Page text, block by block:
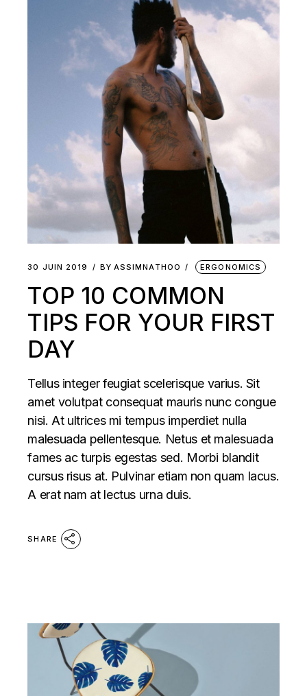
30 JUIN 2019 BY ASSIMNATHOO ERGONOMICS
TOP 10 COMMON
TIPS FOR YOUR FIRST
DAY
Tellus integer feugiat scelerisque varius. Sit
amet volutpat consequat mauris nunc congue
nisi. At ultrices mi tempus imperdiet nulla
malesuada pellentesque. Netus et malesuada
fames ac turpis egestas sed. Morbi blandit
cursus risus at. Pulvinar etiam non quam lacus.
A erat nam at lectus urna duis.
SHARE